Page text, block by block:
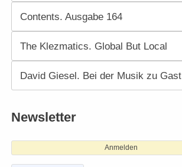
Contents. Ausgabe 164
The Klezmatics. Global But Local
David Giesel. Bei der Musik zu Gast
Newsletter
Anmelden